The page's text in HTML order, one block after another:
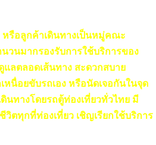
หรือลูกค้าเดินทางเป็นหมู่คณะ
วนมากรองรับการใช้บริการของ
ลตลอดเส้นทาง สะดวกสบาย
นื่อยขับรถเอง หรือนัดเจอกันในจุด
นทางโดยรถตู้ท่องเที่ยวทั่วไทย มี
ตทุกที่ท่องเที่ยว เชิญเรียกใช้บริการ